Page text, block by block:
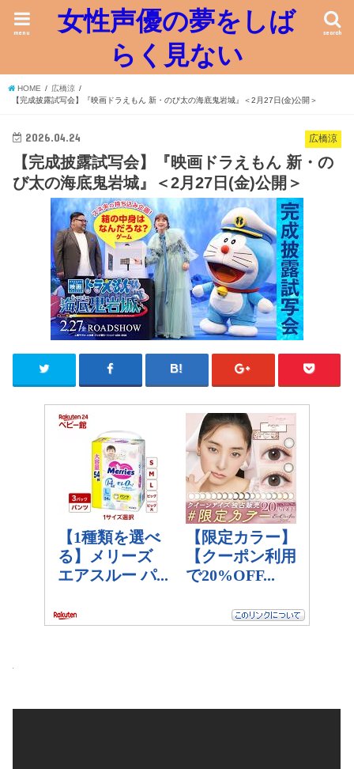
女性声優の夢をしば
らく見ない
search
menu
HOME
広橋涼
【完成披露試写会】『映画ドラえもん 新・のび太の海底鬼岩城』＜2月27日(金)公開＞
広橋涼
2026.04.24
【完成披露試写会】『映画ドラえもん 新・の
び太の海底鬼岩城』＜2月27日(金)公開＞